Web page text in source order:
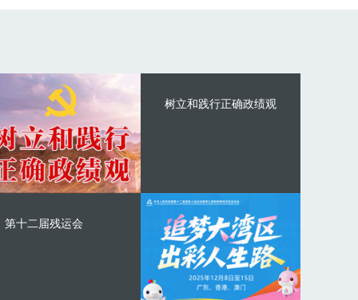
树立和践行正确政绩观
第十二届残运会